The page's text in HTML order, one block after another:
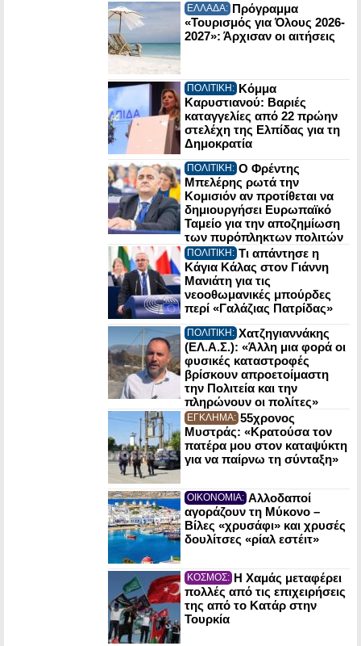
ΕΛΛΑΔΑ: Πρόγραμμα
«Τουρισμός για Όλους 2026-
2027»: Άρχισαν οι αιτήσεις
ΠΟΛΙΤΙΚΗ: Κόμμα
Καρυστιανού: Βαριές
καταγγελίες από 22 πρώην
στελέχη της Ελπίδας για τη
Δημοκρατία
ΠΟΛΙΤΙΚΗ: Ο Φρέντης
Μπελέρης ρωτά την
Κομισιόν αν προτίθεται να
δημιουργήσει Ευρωπαϊκό
Ταμείο για την αποζημίωση
των πυρόπληκτων πολιτών
ΠΟΛΙΤΙΚΗ: Τι απάντησε η
Κάγια Κάλας στον Γιάννη
Μανιάτη για τις
νεοοθωμανικές μπούρδες
περί «Γαλάζιας Πατρίδας»
ΠΟΛΙΤΙΚΗ: Χατζηγιαννάκης
(ΕΛ.Α.Σ.): «Άλλη μια φορά οι
φυσικές καταστροφές
βρίσκουν απροετοίμαστη
την Πολιτεία και την
πληρώνουν οι πολίτες»
ΕΓΚΛΗΜΑ: 55χρονος
Μυστράς: «Κρατούσα τον
πατέρα μου στον καταψύκτη
για να παίρνω τη σύνταξη»
ΟΙΚΟΝΟΜΙΑ: Αλλοδαποί
αγοράζουν τη Μύκονο –
Βίλες «χρυσάφι» και χρυσές
δουλίτσες «ρίαλ εστέιτ»
ΚΟΣΜΟΣ: Η Χαμάς μεταφέρει
πολλές από τις επιχειρήσεις
της από το Κατάρ στην
Τουρκία